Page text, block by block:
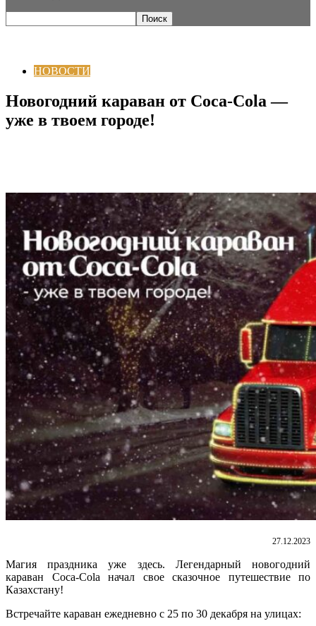
НОВОСТИ
Новогодний караван от Coca-Cola —
уже в твоем городе!
27.12.2023
Магия праздника уже здесь. Легендарный новогодний
караван Coca-Cola начал свое сказочное путешествие по
Казахстану!
Встречайте караван ежедневно с 25 по 30 декабря на улицах: